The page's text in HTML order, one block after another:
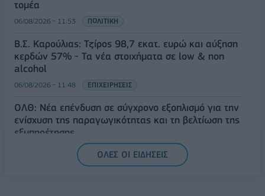
τομέα
06/08/2026 - 11:53 ΠΟΛΙΤΙΚΗ
Β.Σ. Καρούλιας: Τζίρος 98,7 εκατ. ευρώ και αύξηση
κερδών 57% - Τα νέα στοιχήματα σε low & non
alcohol
06/08/2026 - 11:48 ΕΠΙΧΕΙΡΗΣΕΙΣ
ΟΛΘ: Νέα επένδυση σε σύγχρονο εξοπλισμό για την
ενίσχυση της παραγωγικότητας και τη βελτίωση της
εξυπηρέτησης
ΟΛΕΣ ΟΙ ΕΙΔΗΣΕΙΣ